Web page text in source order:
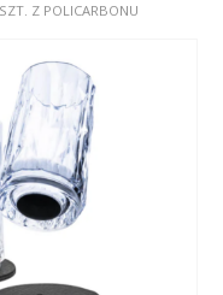
Z POLICARBONU